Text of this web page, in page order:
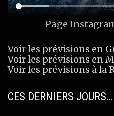
Page
Voir les prévisions en
Voir les prévisions en
Voir les prévisions à la
CES DERNIERS JOURS…